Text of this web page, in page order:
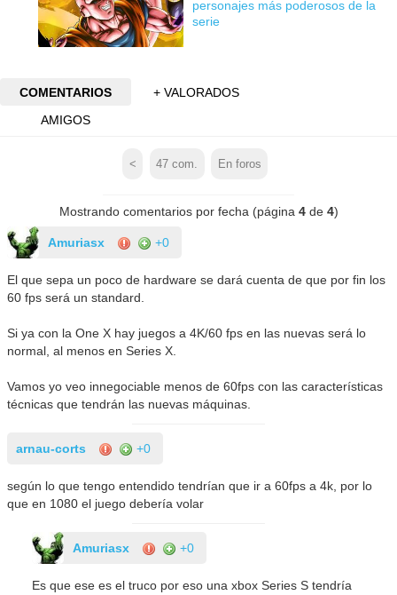
personajes más poderosos de la
serie
COMENTARIOS
+ VALORADOS
AMIGOS
< 47 com. En foros
Mostrando comentarios por fecha (página 4de 4)
Amuriasx +0
El que sepa un poco de hardware se dará cuenta de que por fin los
60 fps será un standard.
Si ya con la One X hay juegos a 4K/60 fps en las nuevas será lo
normal, al menos en Series X.
Vamos yo veo innegociable menos de 60fps con las características
técnicas que tendrán las nuevas máquinas.
arnau-corts +0
según lo que tengo entendido tendrían que ir a 60fps a 4k, por lo
que en 1080 el juego debería volar
Amuriasx +0
Es que ese es el truco por eso una xbox Series S tendría